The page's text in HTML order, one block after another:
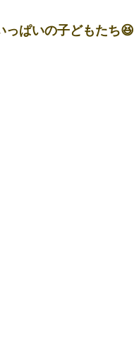
っぱいの子どもたち😆